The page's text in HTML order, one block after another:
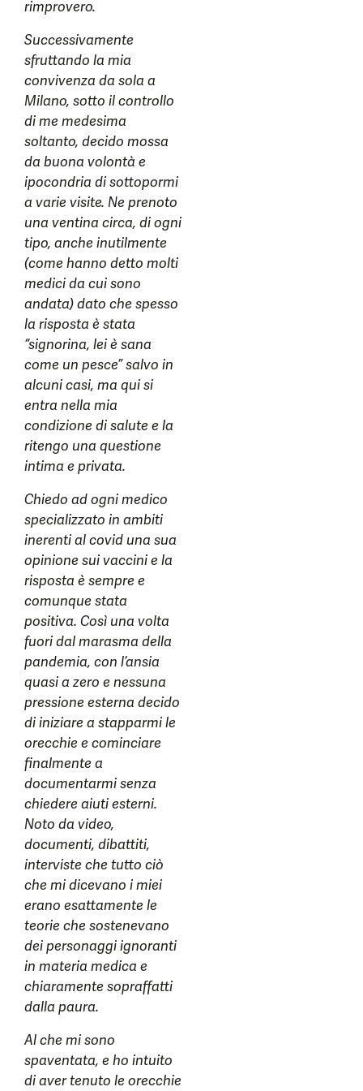
rimprovero.
Successivamente
sfruttando la mia
convivenza da sola a
Milano, sotto il controllo
di me medesima
soltanto, decido mossa
da buona volontà e
ipocondria di sottopormi
a varie visite. Ne prenoto
una ventina circa, di ogni
tipo, anche inutilmente
(come hanno detto molti
medici da cui sono
andata) dato che spesso
la risposta è stata
“signorina, lei è sana
come un pesce” salvo in
alcuni casi, ma qui si
entra nella mia
condizione di salute e la
ritengo una questione
intima e privata.
Chiedo ad ogni medico
specializzato in ambiti
inerenti al covid una sua
opinione sui vaccini e la
risposta è sempre e
comunque stata
positiva. Così una volta
fuori dal marasma della
pandemia, con l’ansia
quasi a zero e nessuna
pressione esterna decido
di iniziare a stapparmi le
orecchie e cominciare
finalmente a
documentarmi senza
chiedere aiuti esterni.
Noto da video,
documenti, dibattiti,
interviste che tutto ciò
che mi dicevano i miei
erano esattamente le
teorie che sostenevano
dei personaggi ignoranti
in materia medica e
chiaramente sopraffatti
dalla paura.
Al che mi sono
spaventata, e ho intuito
di aver tenuto le orecchie